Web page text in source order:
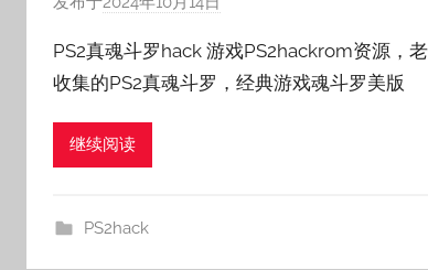
:
老
PS2真魂斗罗hack 游戏PS2hackrom资源，
收集的PS2真魂斗罗，经典游戏魂斗罗美版
继续阅读
PS2hack